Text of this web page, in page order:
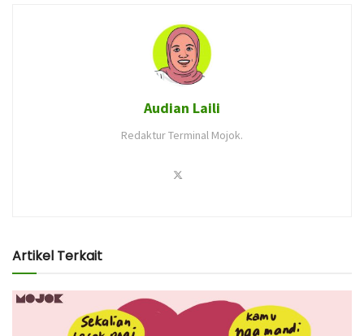
Audian Laili
Redaktur Terminal Mojok.
Artikel Terkait